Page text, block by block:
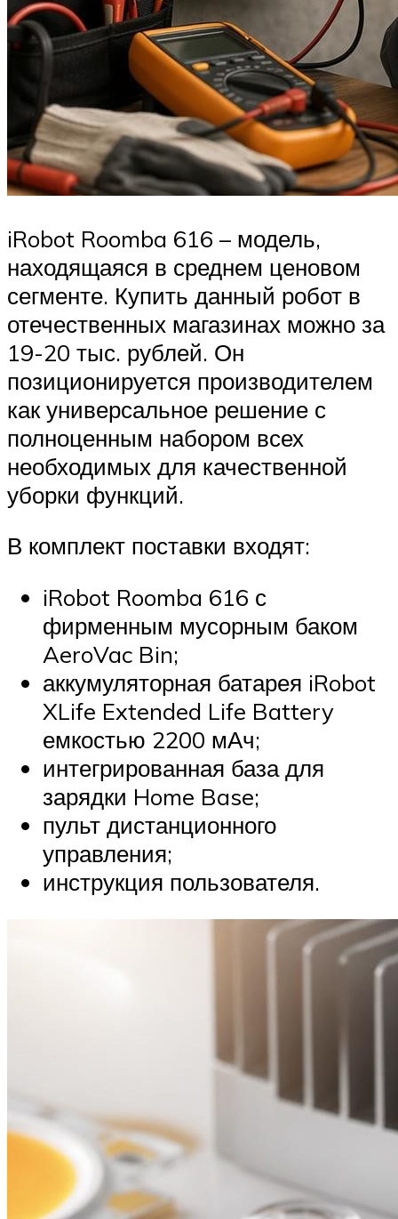
iRobot Roomba 616 – модель,
находящаяся в среднем ценовом
сегменте. Купить данный робот в
отечественных магазинах можно за
19-20 тыс. рублей. Он
позиционируется производителем
как универсальное решение с
полноценным набором всех
необходимых для качественной
уборки функций.
В комплект поставки входят:
iRobot Roomba 616 с
фирменным мусорным баком
AeroVac Bin;
аккумуляторная батарея iRobot
XLife Extended Life Battery
емкостью 2200 мАч;
интегрированная база для
зарядки Home Base;
пульт дистанционного
управления;
инструкция пользователя.